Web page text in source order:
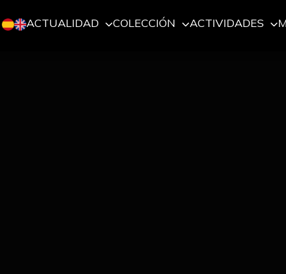
ACTUALIDAD COLECCIÓN ACTIVIDADES